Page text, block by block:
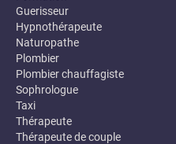
Guerisseur
Hypnothérapeute
Naturopathe
Plombier
Plombier chauffagiste
Sophrologue
Taxi
Thérapeute
Thérapeute de couple